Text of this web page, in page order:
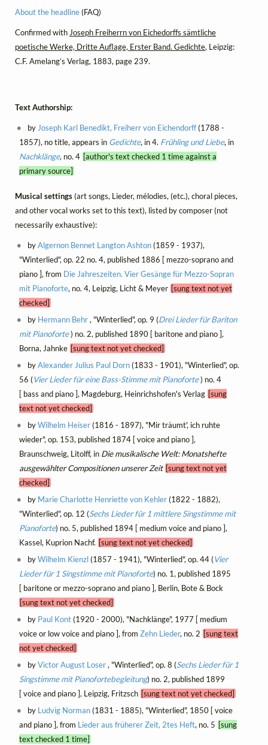
About the headline(FAQ)
Confirmed with Joseph Freiherrn von Eichedorffs sämtliche
poetische Werke, Dritte Auflage, Erster Band. Gedichte, Leipzig:
C.F. Amelang’s Verlag, 1883, page 239.
Text Authorship:
by Joseph Karl Benedikt, Freiherr von Eichendorff(1788 -
1857), no title, appears in Gedichte, in 4. Frühling und Liebe, in
Nachklänge, no. 4 [author's text checked 1 time against a
primary source]
Musical settings(art songs, Lieder, mélodies, (etc.), choral pieces,
and other vocal works set to this text), listed by composer (not
necessarily exhaustive):
byAlgernon Bennet Langton Ashton(1859 - 1937),
"Winterlied", op. 22 no. 4, published 1886 [ mezzo-soprano and
piano ], from Die Jahreszeiten. Vier Gesänge für Mezzo-Sopran
mit Pianoforte, no. 4, Leipzig, Licht & Meyer [sung text not yet
checked]
by Hermann Behr, "Winterlied", op. 9 (Drei Lieder für Bariton
mit Pianoforte) no. 2, published 1890 [ baritone and piano ],
Borna, Jahnke [sung text not yet checked]
byAlexander Julius Paul Dorn(1833 - 1901), "Winterlied", op.
56 (Vier Lieder für eine Bass-Stimme mit Pianoforte) no. 4
[ bass and piano ], Magdeburg, Heinrichshofen's Verlag [sung
text not yet checked]
byWilhelm Heiser(1816 - 1897), "Mir träumt', ich ruhte
wieder", op. 153, published 1874 [ voice and piano ],
Braunschweig, Litolff, in Die musikalische Welt: Monatshefte
ausgewählter Compositionen unserer Zeit [sung text not yet
checked]
by Marie Charlotte Henriette von Kehler(1822 - 1882),
"Winterlied", op. 12 (Sechs Lieder für 1 mittlere Singstimme mit
Pianoforte) no. 5, published 1894 [ medium voice and piano ],
Kassel, Kuprion Nachf. [sung text not yet checked]
byWilhelm Kienzl(1857 - 1941), "Winterlied", op. 44 (Vier
Lieder für 1 Singstimme mit Pianoforte) no. 1, published 1895
[ baritone or mezzo-soprano and piano ], Berlin, Bote & Bock
[sung text not yet checked]
by Paul Kont(1920 - 2000), "Nachklänge", 1977 [ medium
voice or low voice and piano ], from Zehn Lieder, no. 2 [sung text
not yet checked]
byVictor August Loser, "Winterlied", op. 8 (Sechs Lieder für 1
Singstimme mit Pianofortebegleitung) no. 2, published 1899
[ voice and piano ], Leipzig, Fritzsch [sung text not yet checked]
by Ludvig Norman(1831 - 1885), "Winterlied", 1850 [ voice
and piano ], from Lieder aus früherer Zeit, 2tes Heft, no. 5 [sung
text checked 1 time]